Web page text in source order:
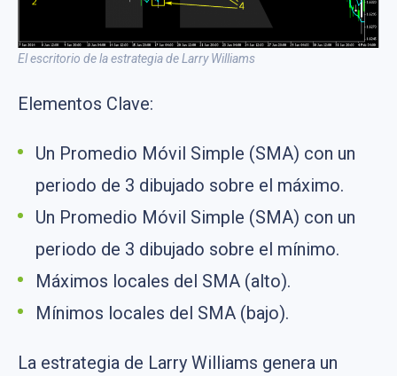
El escritorio de la estrategia de Larry Williams
Elementos Clave:
Un Promedio Móvil Simple (SMA) con un
periodo de 3 dibujado sobre el máximo.
Un Promedio Móvil Simple (SMA) con un
periodo de 3 dibujado sobre el mínimo.
Máximos locales del SMA (alto).
Mínimos locales del SMA (bajo).
La estrategia de Larry Williams genera un